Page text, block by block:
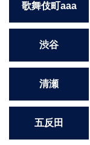
歌舞伎町aaa
渋谷
清瀬
五反田
草加
所沢
獨協大学前＜
蕨
船橋